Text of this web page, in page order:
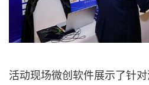
活动现场微创软件展示了针